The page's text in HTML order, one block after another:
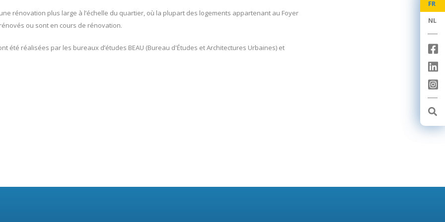
FR
NL
FR
NL
rénovation plus large à l’échelle du quartier, où la plupart des logements appartenant au Foyer
ou sont en cours de rénovation.
été réalisées par les bureaux d’études BEAU (Bureau d'Études et Architectures Urbaines) et